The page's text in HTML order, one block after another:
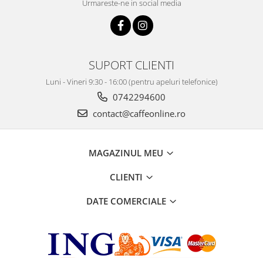
Urmareste-ne in social media
SUPORT CLIENTI
Luni - Vineri 9:30 - 16:00 (pentru apeluri telefonice)
0742294600
contact@caffeonline.ro
MAGAZINUL MEU
CLIENTI
DATE COMERCIALE